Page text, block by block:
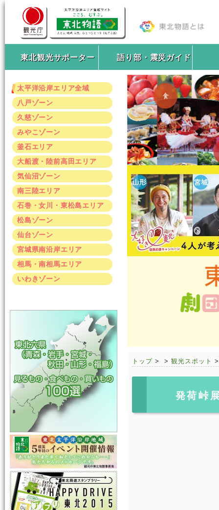
東北観光サポーター 語り部・震災ガイド
太平洋沿岸エリア全域
八戸ゾーン
久慈ゾーン
みやこゾーン
釜石エリア
大船渡・陸前高田エリア
気仙沼ゾーン
南三陸エリア
石巻・女川・東松島エリア
松島ゾーン
仙台ゾーン
宮城県南沿岸エリア
相馬・南相馬エリア
いわきゾーン
トップ > > 観光スポット
発荷峠